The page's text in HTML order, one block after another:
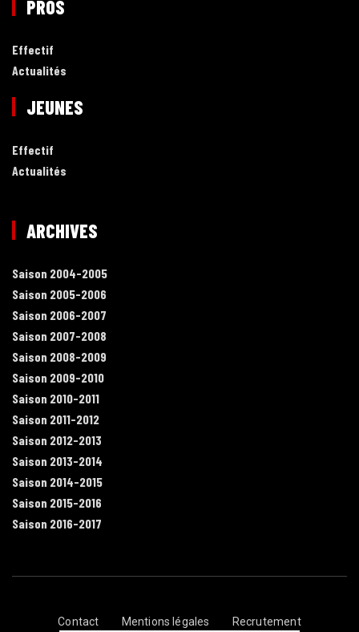
PROS
Effectif
Actualités
JEUNES
Effectif
Actualités
ARCHIVES
Saison 2004-2005
Saison 2005-2006
Saison 2006-2007
Saison 2007-2008
Saison 2008-2009
Saison 2009-2010
Saison 2010-2011
Saison 2011-2012
Saison 2012-2013
Saison 2013-2014
Saison 2014-2015
Saison 2015-2016
Saison 2016-2017
Contact Mentions légales Recrutement